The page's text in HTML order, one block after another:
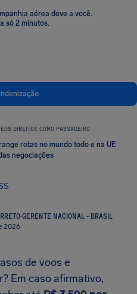
aérea deve a você.
só 2 minutos.
DIREITOS COMO PASSAGEIRO
rotas no mundo todo e na UE
negociações
·GERENTE NACIONAL - BRASIL
2026
de voos e
Em caso afirmativo,